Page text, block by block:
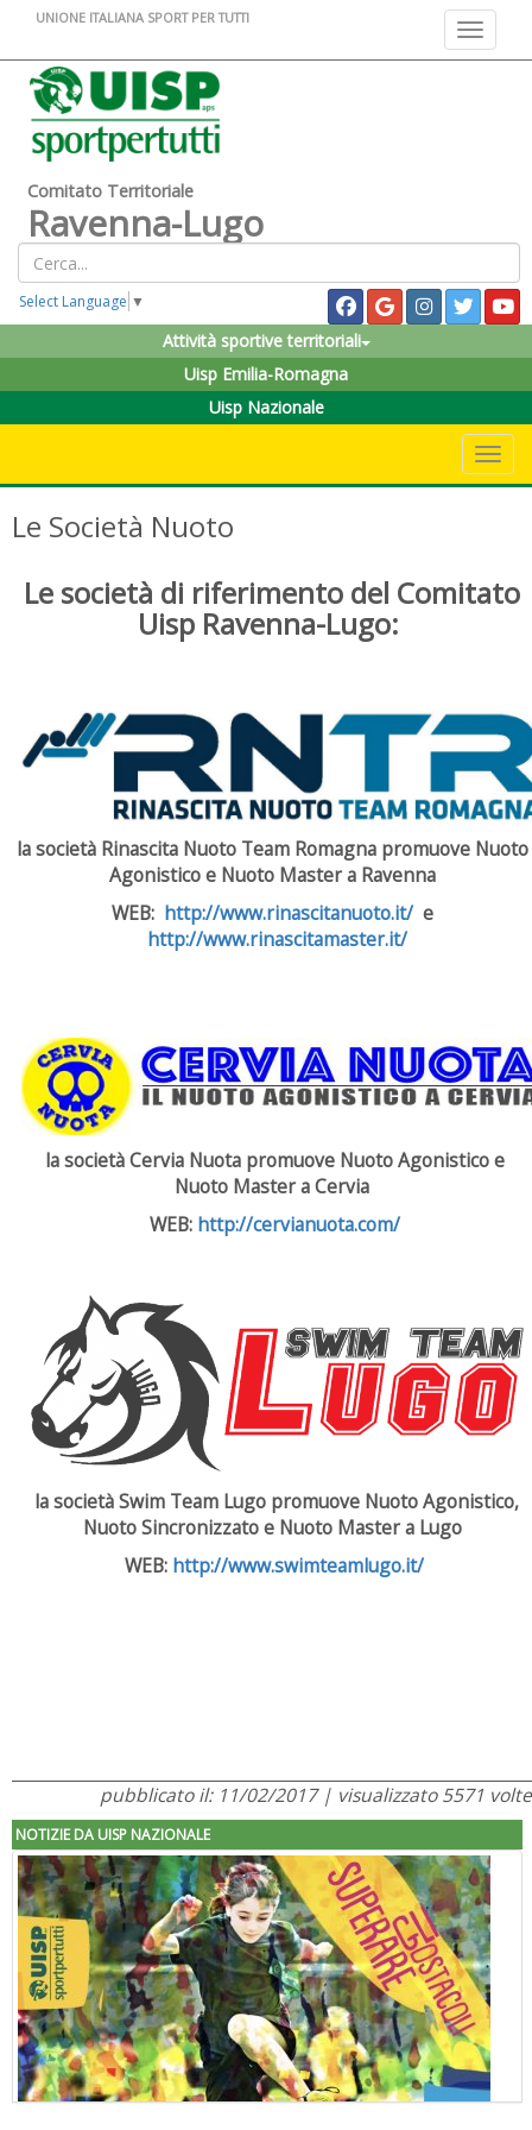
Toggle
UNIONE ITALIANA SPORT PER TUTTI
Comitato Territoriale
Ravenna-Lugo
Select Language ▼
Attività sportive territoriali
Uisp Emilia-Romagna
Uisp Nazionale
Le Società Nuoto
Le società di riferimento del Comitato
Uisp Ravenna-Lugo:
la società Rinascita Nuoto Team Romagna promuove Nuoto
Agonistico e Nuoto Master a Ravenna
WEB: http://www.rinascitanuoto.it/e
http://www.rinascitamaster.it/
la società Cervia Nuota promuove Nuoto Agonistico e
Nuoto Master a Cervia
WEB: http://cervianuota.com/
la società Swim Team Lugo promuove Nuoto Agonistico,
Nuoto Sincronizzato e Nuoto Master a Lugo
WEB: http://www.swimteamlugo.it/
pubblicato il: 11/02/2017 | visualizzato 5571 volte
NOTIZIE DA UISP NAZIONALE